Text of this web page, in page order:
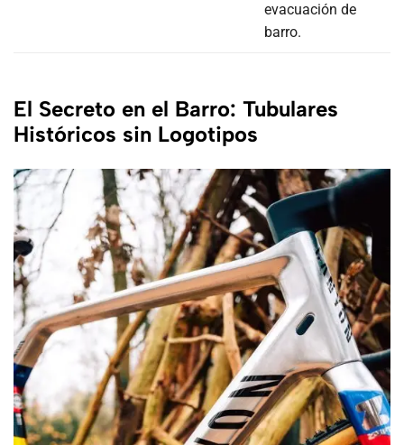
evacuación de
barro.
El Secreto en el Barro: Tubulares
Históricos sin Logotipos